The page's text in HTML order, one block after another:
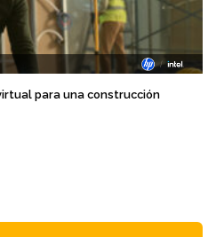
para una construcción